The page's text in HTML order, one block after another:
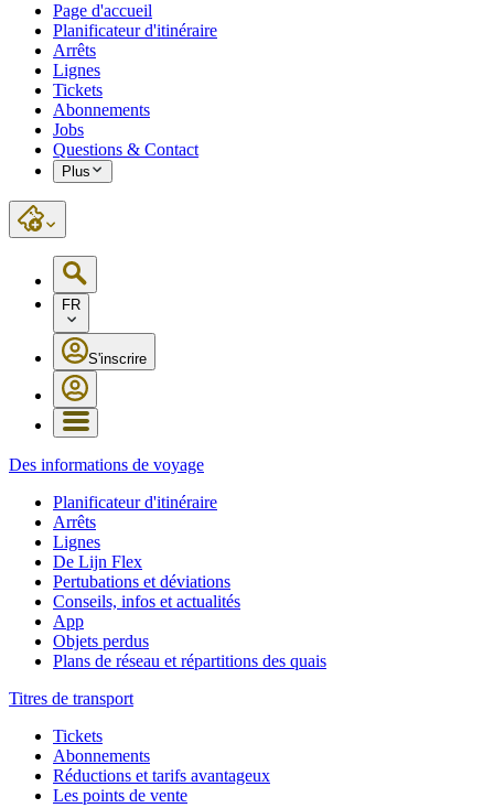
Page d'accueil
Planificateur d'itinéraire
Arrêts
Lignes
Tickets
Abonnements
Jobs
Questions & Contact
Plus
FR
S'inscrire
Des informations de voyage
Planificateur d'itinéraire
Arrêts
Lignes
De Lijn Flex
Pertubations et déviations
Conseils, infos et actualités
App
Objets perdus
Plans de réseau et répartitions des quais
Titres de transport
Tickets
Abonnements
Réductions et tarifs avantageux
Les points de vente